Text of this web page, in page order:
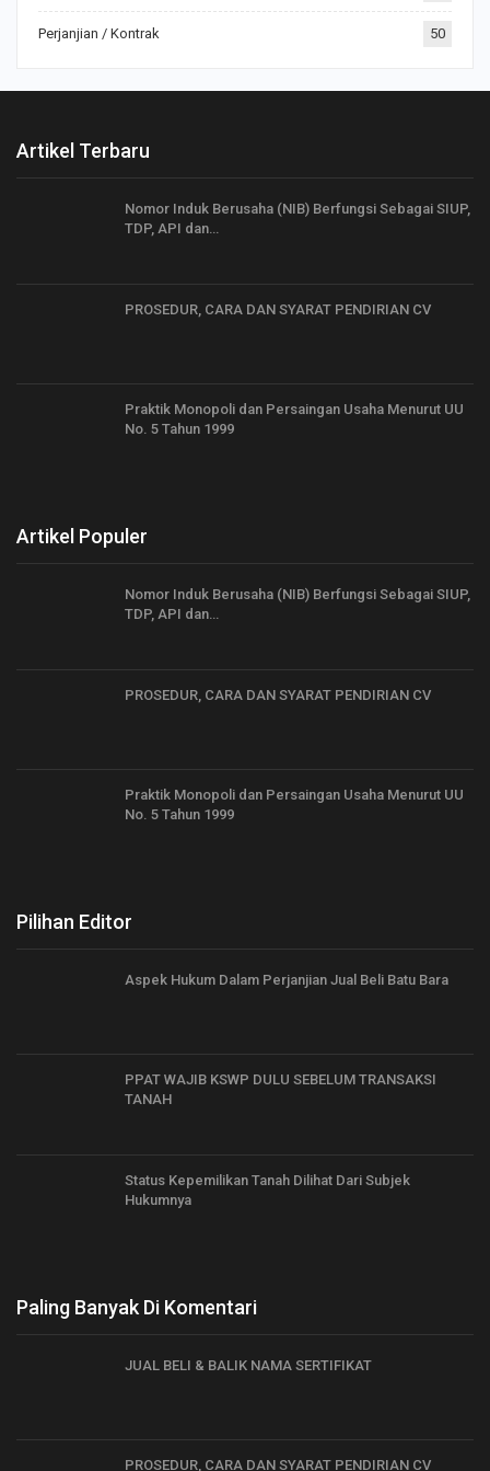
Perjanjian / Kontrak 50
Artikel Terbaru
Nomor Induk Berusaha (NIB) Berfungsi Sebagai SIUP,
TDP, API dan…
PROSEDUR, CARA DAN SYARAT PENDIRIAN CV
Praktik Monopoli dan Persaingan Usaha Menurut UU
No. 5 Tahun 1999
Artikel Populer
Nomor Induk Berusaha (NIB) Berfungsi Sebagai SIUP,
TDP, API dan…
PROSEDUR, CARA DAN SYARAT PENDIRIAN CV
Praktik Monopoli dan Persaingan Usaha Menurut UU
No. 5 Tahun 1999
Pilihan Editor
Aspek Hukum Dalam Perjanjian Jual Beli Batu Bara
PPAT WAJIB KSWP DULU SEBELUM TRANSAKSI
TANAH
Status Kepemilikan Tanah Dilihat Dari Subjek
Hukumnya
Paling Banyak Di Komentari
JUAL BELI & BALIK NAMA SERTIFIKAT
PROSEDUR, CARA DAN SYARAT PENDIRIAN CV